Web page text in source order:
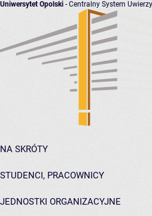
Uniwersytet Opolski - Centralny System
NA SKRÓTY
STUDENCI, PRACOWNICY
JEDNOSTKI ORGANIZACYJNE